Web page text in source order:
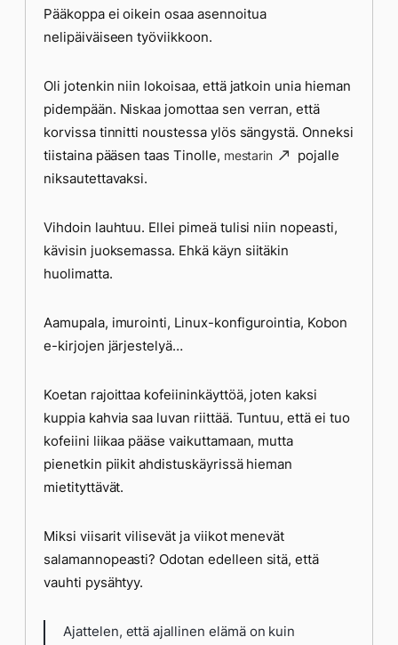
Pääkoppa ei oikein osaa asennoitua
nelipäiväiseen työviikkoon.
Oli jotenkin niin lokoisaa, että jatkoin unia hieman
pidempään. Niskaa jomottaa sen verran, että
korvissa tinnitti noustessa ylös sängystä. Onneksi
tiistaina pääsen taas Tinolle, mestarin
pojalle
niksautettavaksi.
Vihdoin lauhtuu. Ellei pimeä tulisi niin nopeasti,
kävisin juoksemassa. Ehkä käyn siitäkin
huolimatta.
Aamupala, imurointi, Linux-konfigurointia, Kobon
e-kirjojen järjestelyä…
Koetan rajoittaa kofeiininkäyttöä, joten kaksi
kuppia kahvia saa luvan riittää. Tuntuu, että ei tuo
kofeiini liikaa pääse vaikuttamaan, mutta
pienetkin piikit ahdistuskäyrissä hieman
mietityttävät.
Miksi viisarit vilisevät ja viikot menevät
salamannopeasti? Odotan edelleen sitä, että
vauhti pysähtyy.
Ajattelen, että ajallinen elämä on kuin